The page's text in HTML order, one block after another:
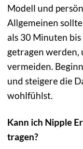
Modell und
Allgemeinen
als 30 Minuten
getragen werden,
vermeiden.
und steigere die
wohlfühlst.
Kann ich Nipple
tragen?